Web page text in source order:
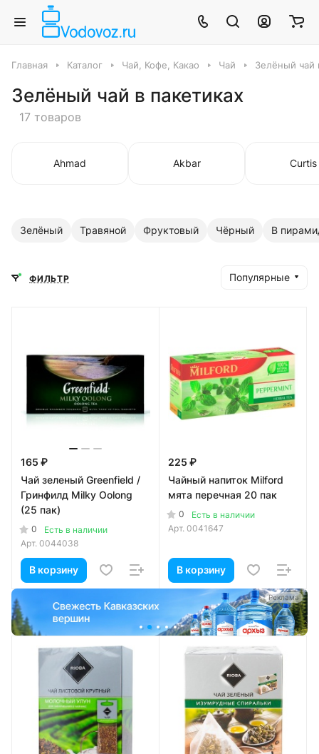
Главная Каталог Чай, Кофе, Какао Чай Зелёный чай
Зелёный чай в пакетиках
17 товаров
Ahmad Akbar Curtis
Зелёный Травяной Фруктовый Чёрный В
ФИЛЬТР Популярные
165 ₽
Чай зеленый Greenfield /
Гринфилд Milky Oolong
(25 пак)
0
Есть в наличии
Арт. 0044038
В корзину
Реклама
225 ₽
Чайный напиток Milford
мята перечная 20 пак
0
Есть в наличии
Арт. 0041647
В корзину